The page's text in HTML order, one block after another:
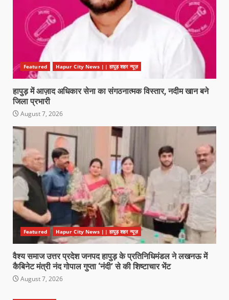
Featured Hapur City News || हापुड़ शहर न्यूज़
हापुड़ में आज़ाद अधिकार सेना का संगठनात्मक विस्तार, नदीम खान बने
जिला प्रभारी
August 7, 2026
Featured Hapur City News || हापुड़ शहर न्यूज़
वैश्य समाज उत्तर प्रदेश जनपद हापुड़ के प्रतिनिधिमंडल ने लखनऊ में
कैबिनेट मंत्री नंद गोपाल गुप्ता ‘नंदी’ से की शिष्टाचार भेंट
August 7, 2026